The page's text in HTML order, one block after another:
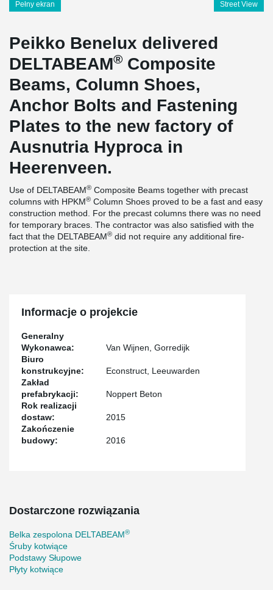
Pełny ekran Street View
Peikko Benelux delivered
DELTABEAM® Composite
Beams, Column Shoes,
Anchor Bolts and Fastening
Plates to the new factory of
Ausnutria Hyproca in
Heerenveen.
Use of DELTABEAM® Composite Beams together with precast
columns with HPKM® Column Shoes proved to be a fast and easy
construction method. For the precast columns there was no need
for temporary braces. The contractor was also satisfied with the
fact that the DELTABEAM® did not require any additional fire-
protection at the site.
Informacje o projekcie
Generalny
Wykonawca:
Van Wijnen, Gorredijk
Biuro
konstrukcyjne:
Econstruct, Leeuwarden
Zakład
prefabrykacji:
Noppert Beton
Rok realizacji
dostaw:
2015
Zakończenie
budowy:
2016
Dostarczone rozwiązania
Belka zespolona DELTABEAM®
Śruby kotwiące
Podstawy Słupowe
Płyty kotwiące